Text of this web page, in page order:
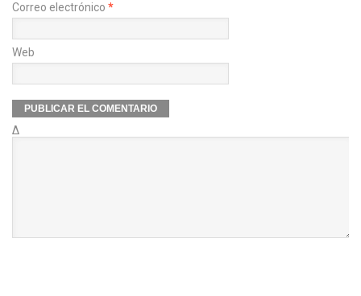
Correo electrónico *
Web
Δ